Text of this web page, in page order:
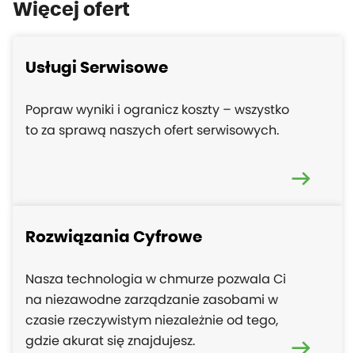
Więcej ofert
Usługi Serwisowe
Popraw wyniki i ogranicz koszty – wszystko
to za sprawą naszych ofert serwisowych.
Rozwiązania Cyfrowe
Nasza technologia w chmurze pozwala Ci
na niezawodne zarządzanie zasobami w
czasie rzeczywistym niezależnie od tego,
gdzie akurat się znajdujesz.